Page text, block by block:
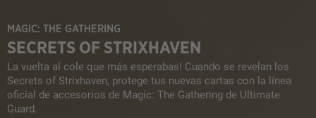
MAGIC: THE GATHERING
SECRETS OF STRIXHAVEN
La vuelta al cole que más esperabas! Cuando se revelan los
Secrets of Strixhaven, protege tus nuevas cartas con la línea
oficial de accesorios de Magic: The Gathering de Ultimate
Guard.